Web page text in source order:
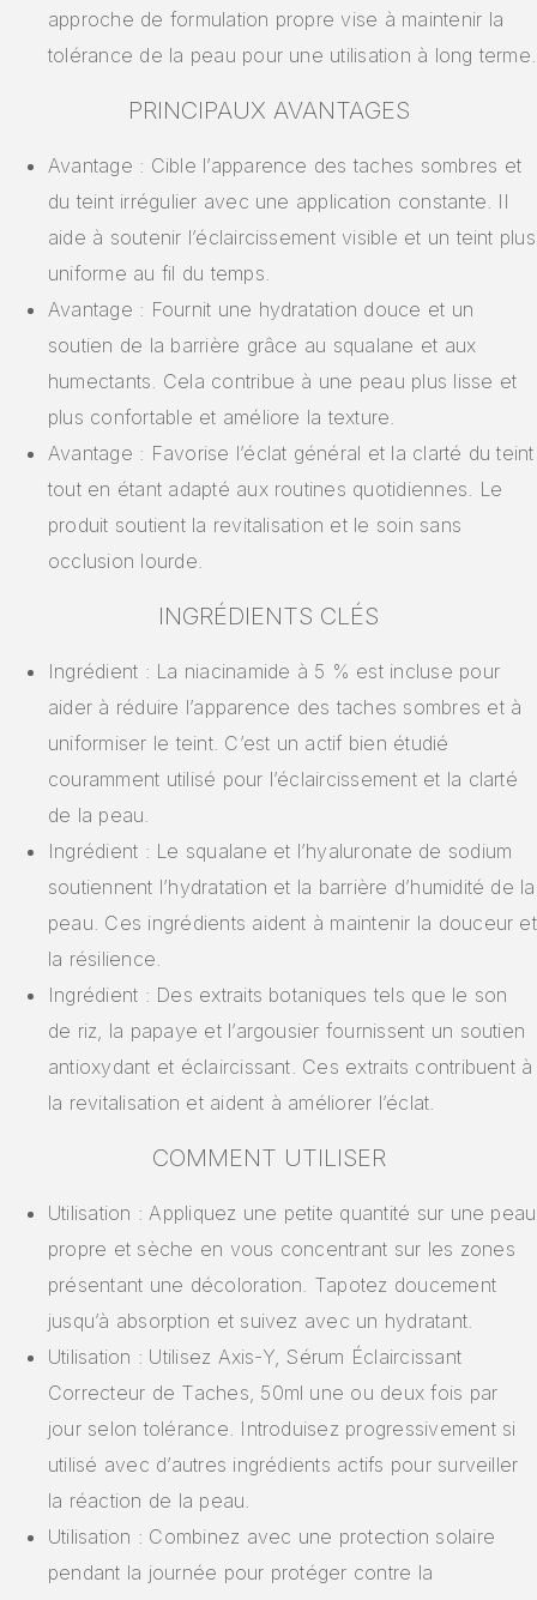
approche de formulation propre vise à maintenir la
tolérance de la peau pour une utilisation à long terme.
PRINCIPAUX AVANTAGES
Avantage : Cible l’apparence des taches sombres et
du teint irrégulier avec une application constante. Il
aide à soutenir l’éclaircissement visible et un teint plus
uniforme au fil du temps.
Avantage : Fournit une hydratation douce et un
soutien de la barrière grâce au squalane et aux
humectants. Cela contribue à une peau plus lisse et
plus confortable et améliore la texture.
Avantage : Favorise l’éclat général et la clarté du teint
tout en étant adapté aux routines quotidiennes. Le
produit soutient la revitalisation et le soin sans
occlusion lourde.
INGRÉDIENTS CLÉS
Ingrédient : La niacinamide à 5 % est incluse pour
aider à réduire l’apparence des taches sombres et à
uniformiser le teint. C’est un actif bien étudié
couramment utilisé pour l’éclaircissement et la clarté
de la peau.
Ingrédient : Le squalane et l’hyaluronate de sodium
soutiennent l’hydratation et la barrière d’humidité de la
peau. Ces ingrédients aident à maintenir la douceur et
la résilience.
Ingrédient : Des extraits botaniques tels que le son
de riz, la papaye et l’argousier fournissent un soutien
antioxydant et éclaircissant. Ces extraits contribuent à
la revitalisation et aident à améliorer l’éclat.
COMMENT UTILISER
Utilisation : Appliquez une petite quantité sur une peau
propre et sèche en vous concentrant sur les zones
présentant une décoloration. Tapotez doucement
jusqu’à absorption et suivez avec un hydratant.
Utilisation : Utilisez Axis-Y, Sérum Éclaircissant
Correcteur de Taches, 50ml une ou deux fois par
jour selon tolérance. Introduisez progressivement si
utilisé avec d’autres ingrédients actifs pour surveiller
la réaction de la peau.
Utilisation : Combinez avec une protection solaire
pendant la journée pour protéger contre la